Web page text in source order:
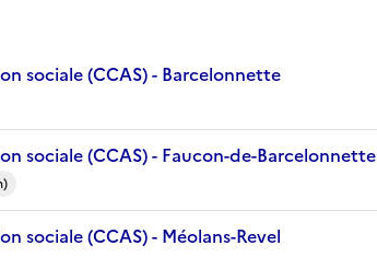
sociale (CCAS) - Barcelonnette
sociale (CCAS) - Faucon-de-Barcelonnette
sociale (CCAS) - Méolans-Revel